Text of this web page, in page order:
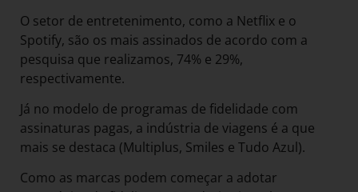
O setor de entretenimento, como a Netflix e o
Spotify, são os mais assinados de acordo com a
pesquisa que realizamos, 74% e 29%,
respectivamente.
Já no modelo de programas de fidelidade com
assinaturas pagas, a indústria de viagens é a que
mais se destaca (Multiplus, Smiles e Tudo Azul).
Como as marcas podem começar a adotar